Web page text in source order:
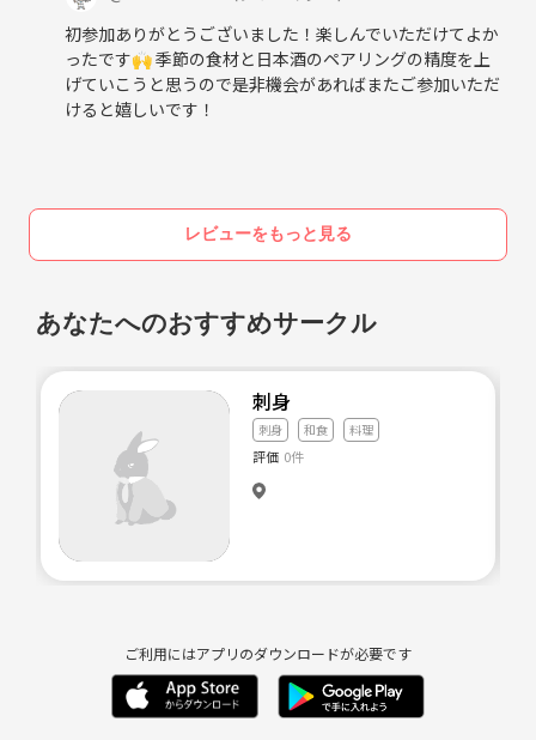
初参加ありがとうございました！楽しんでいただけてよか
ったです🙌 季節の食材と日本酒のペアリングの精度を上
げていこうと思うので是非機会があればまたご参加いただ
けると嬉しいです！
レビューをもっと見る
あなたへのおすすめサークル
刺身
刺身 和食 料理
評価 0件
ご利用にはアプリのダウンロードが必要です